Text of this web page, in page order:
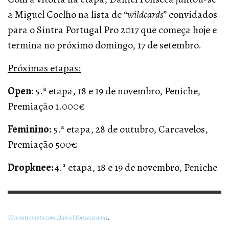
a Miguel Coelho na lista de “wildcards” convidados
para o Sintra Portugal Pro 2017 que começa hoje e
termina no próximo domingo, 17 de setembro.
Próximas etapas:
Open:5.ª etapa, 18 e 19 de novembro, Peniche,
Premiação 1.000€
Feminino:5.ª etapa, 28 de outubro, Carcavelos,
Premiação 500€
Dropknee:4.ª etapa, 18 e 19 de novembro, Peniche
Vê a entrevista com Daniel Fonseca aqui.